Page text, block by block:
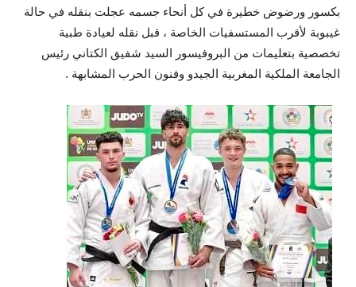
بكسور ورضوض خطيرة في كل أنحاء جسمه عجلت بنقله في حالة
غيبوبة لأقرب المستسفيات الخاصة ، قبل نقله لعيادة طبية
تخصصية بتعليمات من البروفيسور السيد شفيق الكتاني رئيس
الجامعة الملكية المغربية الجيدو وفنون الحرب المشابهة .